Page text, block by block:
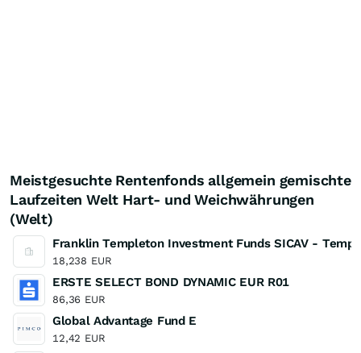
Meistgesuchte Rentenfonds allgemein gemischte
Laufzeiten Welt Hart- und Weichwährungen
(Welt)
Franklin Templeton Investment Funds SICAV -
18,238 EUR
ERSTE SELECT BOND DYNAMIC EUR R01
86,36 EUR
Global Advantage Fund E
12,42 EUR